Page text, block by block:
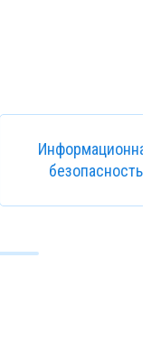
Информационная
безопасность